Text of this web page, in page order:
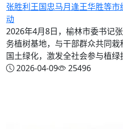
张胜利王国忠马月逢王华胜等
动
2026年4月8日，榆林市委书记
务植树基地，与干部群众共同
国土绿化，激发全社会参与植绿
2026-04-09
25496